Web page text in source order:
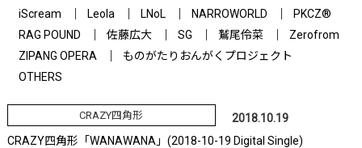
iScream
Leola LNoL NARROWORLD
PKCZ®
RAG POUND
佐藤広大 SG 鷲尾伶菜
Zerofrom
ZIPANG OPERA
ものがたりおんがくプロジェクト
OTHERS
CRAZY四角形
2018.10.19
CRAZY四角形「WANAWANA」(2018-10-19 Digital Single)